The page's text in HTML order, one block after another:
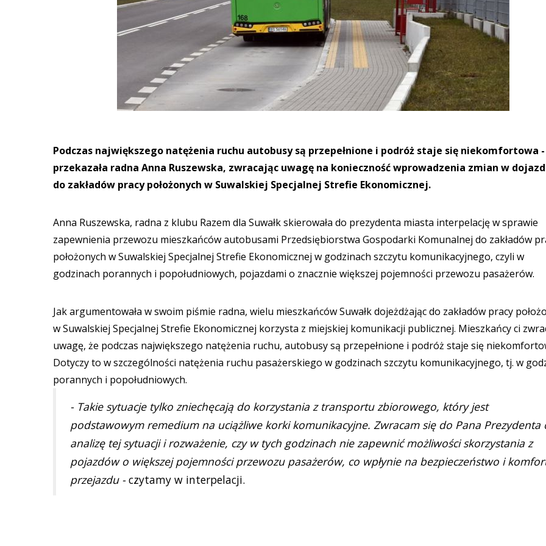
Podczas największego natężenia ruchu autobusy są przepełnione i podróż staje się niekomfortowa -
przekazała radna Anna Ruszewska, zwracając uwagę na konieczność wprowadzenia zmian w
do zakładów pracy położonych w Suwalskiej Specjalnej Strefie Ekonomicznej.
Anna Ruszewska, radna z klubu Razem dla Suwałk skierowała do prezydenta miasta interpelację w sprawie
zapewnienia przewozu mieszkańców autobusami Przedsiębiorstwa Gospodarki Komunalnej do zakładów
położonych w Suwalskiej Specjalnej Strefie Ekonomicznej w godzinach szczytu komunikacyjnego, czyli w
godzinach porannych i popołudniowych, pojazdami o znacznie większej pojemności przewozu pasażerów.
Jak argumentowała w swoim piśmie radna, wielu mieszkańców Suwałk dojeżdżając do zakładów pracy
w Suwalskiej Specjalnej Strefie Ekonomicznej korzysta z miejskiej komunikacji publicznej. Mieszkańcy ci
uwagę, że podczas największego natężenia ruchu, autobusy są przepełnione i podróż staje się
Dotyczy to w szczególności natężenia ruchu pasażerskiego w godzinach szczytu komunikacyjnego, tj. w
porannych i popołudniowych.
- Takie sytuacje tylko zniechęcają do korzystania z transportu zbiorowego, który jest
podstawowym remedium na uciążliwe korki komunikacyjne. Zwracam się do Pana Prezydenta
analizę tej sytuacji i rozważenie, czy w tych godzinach nie zapewnić możliwości skorzystania z
pojazdów o większej pojemności przewozu pasażerów, co wpłynie na bezpieczeństwo i
przejazdu - czytamy w interpelacji.